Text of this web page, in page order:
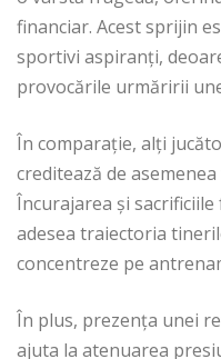
financiar. Acest sprijin
sportivi aspiranți,
provocările urmăririi
În comparație, alți
creditează de
Încurajarea și
adesea traiectoria
concentreze pe
În plus, prezența unei
ajuta la atenuarea